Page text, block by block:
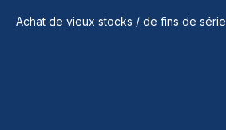
Achat de vieux stocks / de fins de série